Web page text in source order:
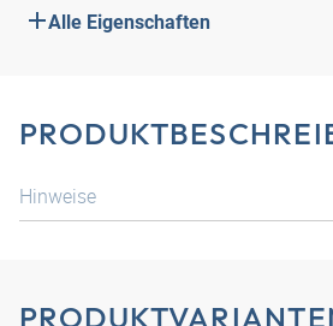
Alle Eigenschaften
Hinweise